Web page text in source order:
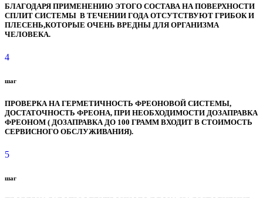
БЛАГОДАРЯ ПРИМЕНЕНИЮ ЭТОГО СОСТАВА НА ПОВЕРХНОСТИ
СПЛИТ СИСТЕМЫ В ТЕЧЕНИИ ГОДА ОТСУТСТВУЮТ ГРИБОК И
ПЛЕСЕНЬ,КОТОРЫЕ ОЧЕНЬ ВРЕДНЫ ДЛЯ ОРГАНИЗМА
ЧЕЛОВЕКА.
4
шаг
ПРОВЕРКА НА ГЕРМЕТИЧНОСТЬ ФРЕОНОВОЙ СИСТЕМЫ,
ДОСТАТОЧНОСТЬ ФРЕОНА, ПРИ НЕОБХОДИМОСТИ ДОЗАПРАВКА
ФРЕОНОМ ( ДОЗАПРАВКА ДО 100 ГРАММ ВХОДИТ В СТОИМОСТЬ
СЕРВИСНОГО ОБСЛУЖИВАНИЯ).
5
шаг